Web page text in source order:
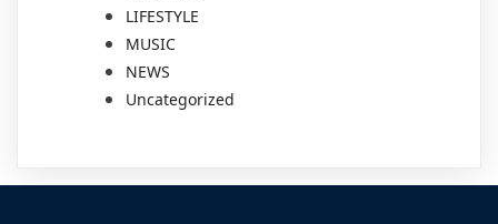
LIFESTYLE
MUSIC
NEWS
Uncategorized